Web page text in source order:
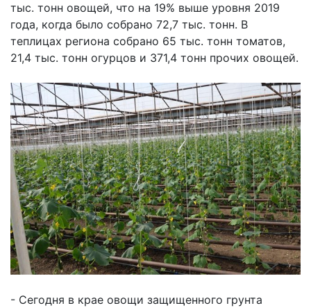
тыс. тонн овощей, что на 19% выше уровня 2019
года, когда было собрано 72,7 тыс. тонн. В
теплицах региона собрано 65 тыс. тонн томатов,
21,4 тыс. тонн огурцов и 371,4 тонн прочих овощей.
- Сегодня в крае овощи защищенного грунта